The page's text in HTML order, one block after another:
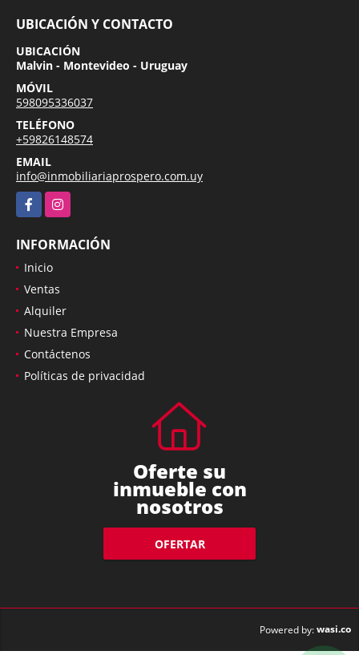
UBICACIÓN Y CONTACTO
UBICACIÓN
Malvin - Montevideo - Uruguay
MÓVIL
598095336037
TELÉFONO
+59826148574
EMAIL
info@inmobiliariaprospero.com.uy
FacebookInstagram
INFORMACIÓN
Inicio
Ventas
Alquiler
Nuestra Empresa
Contáctenos
Políticas de privacidad
Oferte su
inmueble con
nosotros
OFERTAR
Powered by:wasi.co